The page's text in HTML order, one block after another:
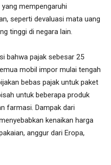
mempengaruhi
seperti devaluasi mata uang
tinggi di negara lain.
bahwa pajak sebesar 25
mobil impor mulai tengah
bebas pajak untuk paket
untuk beberapa produk
farmasi. Dampak dari
kenaikan harga
anggur dari Eropa,